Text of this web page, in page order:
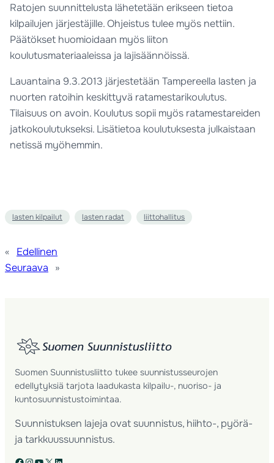
Ratojen suunnittelusta lähetetään erikseen tietoa
kilpailujen järjestäjille. Ohjeistus tulee myös nettiin.
Päätökset huomioidaan myös liiton
koulutusmateriaaleissa ja lajisäännöissä.
Lauantaina 9.3.2013 järjestetään Tampereella lasten ja
nuorten ratoihin keskittyvä ratamestarikoulutus.
Tilaisuus on avoin. Koulutus sopii myös ratamestareiden
jatkokoulutukseksi. Lisätietoa koulutuksesta julkaistaan
netissä myöhemmin.
lasten kilpailut lasten radat liittohallitus
«
Edellinen
Seuraava
»
Suomen Suunnistusliitto tukee suunnistusseurojen
edellytyksiä tarjota laadukasta kilpailu-, nuoriso- ja
kuntosuunnistustoimintaa.
Suunnistuksen lajeja ovat suunnistus, hiihto-, pyörä-
ja tarkkuussuunnistus.